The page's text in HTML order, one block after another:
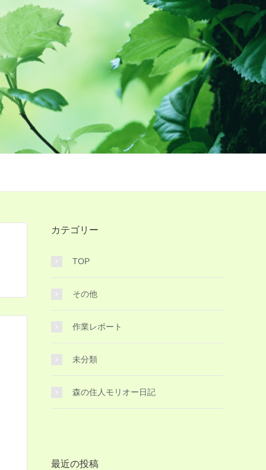
カテゴリー
TOP
その他
作業レポート
未分類
森の住人モリオー日記
最近の投稿